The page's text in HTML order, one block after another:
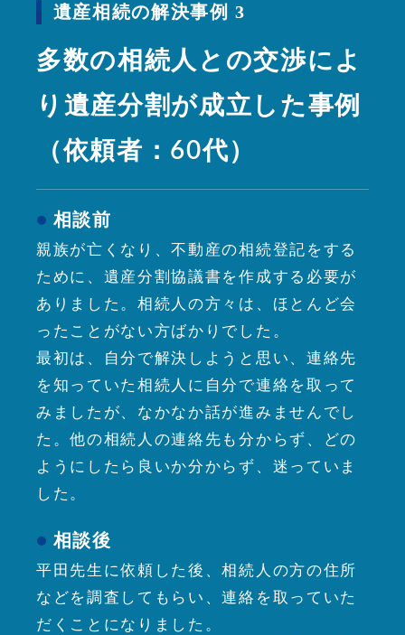
遺産相続の解決事例 3
多数の相続人との交渉によ
り遺産分割が成立した事例
（依頼者：60代）
相談前
親族が亡くなり、不動産の相続登記をする
ために、遺産分割協議書を作成する必要が
ありました。相続人の方々は、ほとんど会
ったことがない方ばかりでした。
最初は、自分で解決しようと思い、連絡先
を知っていた相続人に自分で連絡を取って
みましたが、なかなか話が進みませんでし
た。他の相続人の連絡先も分からず、どの
ようにしたら良いか分からず、迷っていま
した。
相談後
平田先生に依頼した後、相続人の方の住所
などを調査してもらい、連絡を取っていた
だくことになりました。